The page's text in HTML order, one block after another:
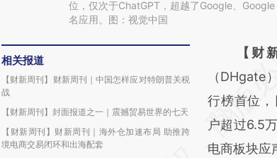
位，仅次于ChatGPT，超越了Google、
名应用。图：视觉中国
相关报道
【财新周刊】财新周刊｜中国怎样应对特朗普关税
战
【财新周刊】封面报道之一｜震撼贸易世界的七天
【财新周刊】财新周刊｜海外仓加速布局 助推跨
境电商交易闭环和出海配套
请务必在
AI
[https://
(https://
成，可能与
【财
（DHgate
行榜首位
户超过6.5
电商板块应